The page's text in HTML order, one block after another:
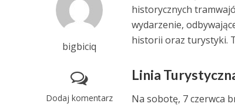
bigbiciq
Dodaj komentarz
historycznych
wydarzenie,
historii oraz turystyki.
Linia
Na sobotę, 7 czerwca